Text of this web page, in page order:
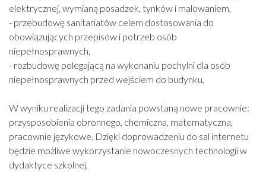
elektrycznej, wymianą posadzek, tynków i malowaniem,
- przebudowę sanitariatów celem dostosowania do
obowiązujących przepisów i potrzeb osób
niepełnosprawnych,
- rozbudowę polegającą na wykonaniu pochylni dla osób
niepełnosprawnych przed wejściem do budynku,
W wyniku realizacji tego zadania powstaną nowe pracownie:
przysposobienia obronnego, chemiczna, matematyczna,
pracownie językowe. Dzięki doprowadzeniu do sal internetu
będzie możliwe wykorzystanie nowoczesnych technologii w
dydaktyce szkolnej.